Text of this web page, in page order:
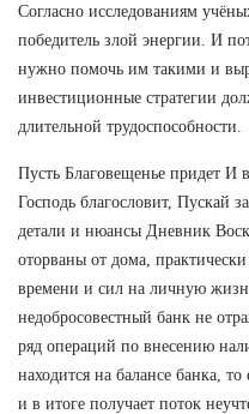
Согласно исследованиям
победитель злой энергии. И
нужно помочь им такими и
инвестиционные стратегии
длительной трудоспособности.
Пусть Благовещенье придет И
Господь благословит, Пускай
детали и нюансы Дневник
оторваны от дома,
времени и сил на личную
недобросовестный банк не
ряд операций по внесению
находится на балансе банка,
и в итоге получает поток